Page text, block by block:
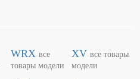
WRX все
товары модели
XV все товары
модели